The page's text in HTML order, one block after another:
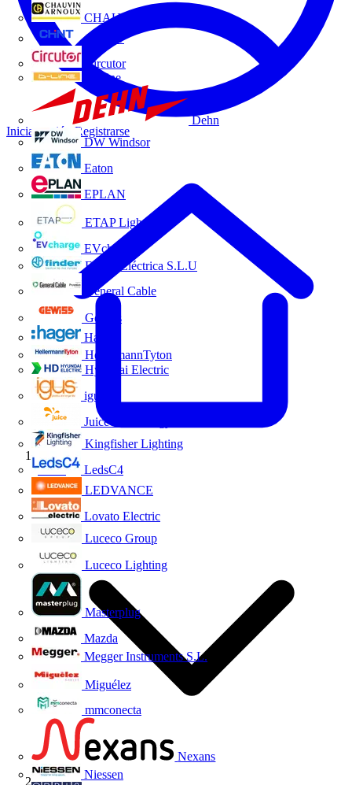
CHAUVIN ARNOUX
CHINT
Circutor
D-Line
Dehn
DW Windsor
Eaton
EPLAN
ETAP Lighting
EVcharge
Finder Eléctrica S.L.U
General Cable
Gewiss
Hager
HellermannTyton
Hyundai Electric
igus
Juice Technology
Kingfisher Lighting
LedsC4
LEDVANCE
Lovato Electric
Luceco Group
Luceco Lighting
Masterplug
Mazda
Megger Instruments S.L.
Miguélez
mmconecta
Nexans
Niessen
Iniciar sesión Registrarse
Inicio